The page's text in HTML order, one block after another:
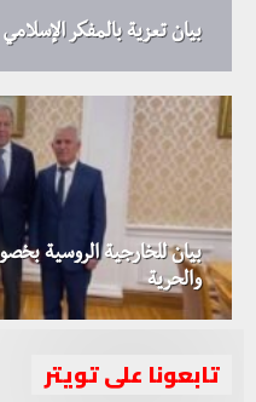
بيان تعزية بالمفكر
بيان للخارجية الروسية
والحرية
تابعونا على تويتر